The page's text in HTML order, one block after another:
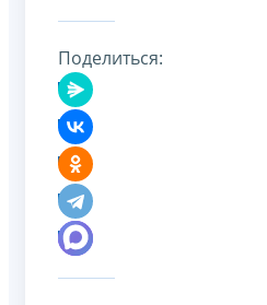
Поделиться: